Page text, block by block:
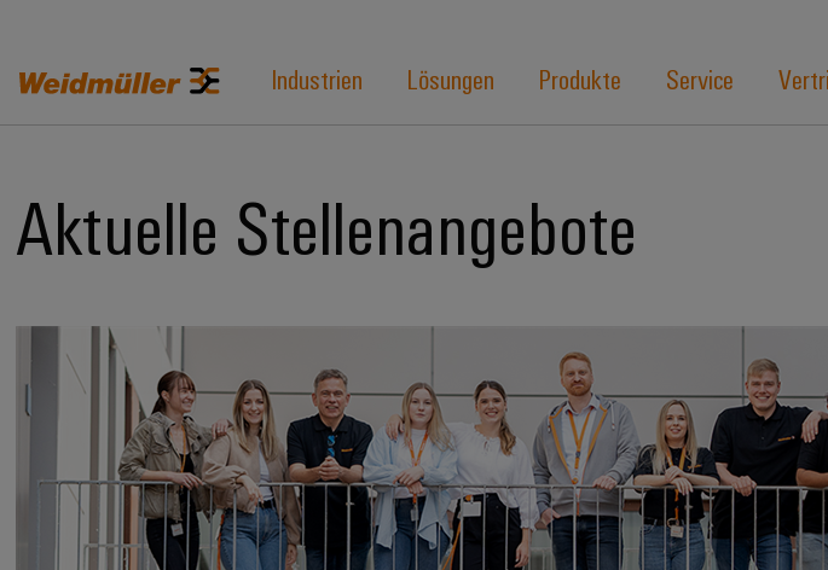
Industrien Lösungen Produkte Service
Aktuelle Stellenangebote